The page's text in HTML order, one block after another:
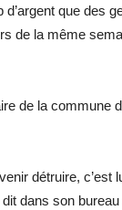
que des
de la même
de la commune
détruire, c’est
dans son bureau